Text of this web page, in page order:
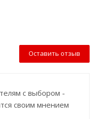
Оставить отзыв
с выбором -
своим мнением